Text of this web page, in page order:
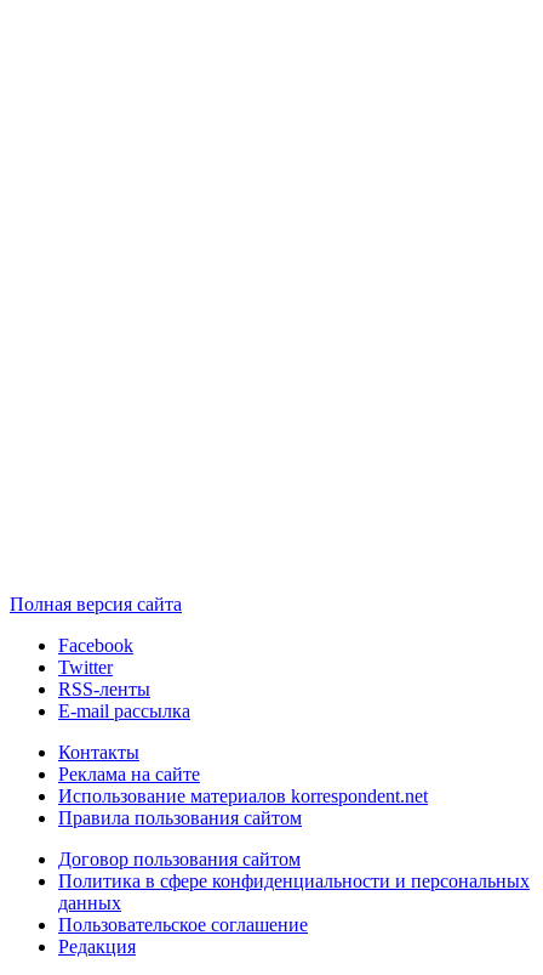
Полная версия сайта
Facebook
Twitter
RSS-ленты
E-mail рассылка
Контакты
Реклама на сайте
Использование материалов korrespondent.net
Правила пользования сайтом
Договор пользования сайтом
Политика в сфере конфиденциальности и персональных
данных
Пользовательское соглашение
Редакция